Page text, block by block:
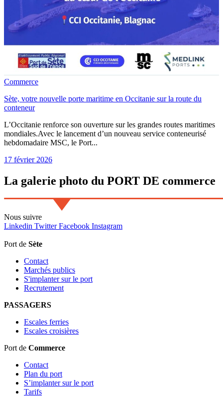
Commerce
Sète, votre nouvelle porte maritime en Occitanie sur la route du
conteneur
L’Occitanie renforce son ouverture sur les grandes routes maritimes
mondiales.Avec le lancement d’un nouveau service conteneurisé
hebdomadaire MSC, le Port...
17 février 2026
La galerie photo du PORT DE commerce
Nous suivre
Linkedin Twitter Facebook Instagram
Port de Sète
Contact
Marchés publics
S'implanter sur le port
Recrutement
PASSAGERS
Escales ferries
Escales croisières
Port de Commerce
Contact
Plan du port
S’implanter sur le port
Tarifs